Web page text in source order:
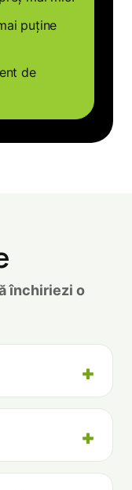
puține
de
închiriezi o